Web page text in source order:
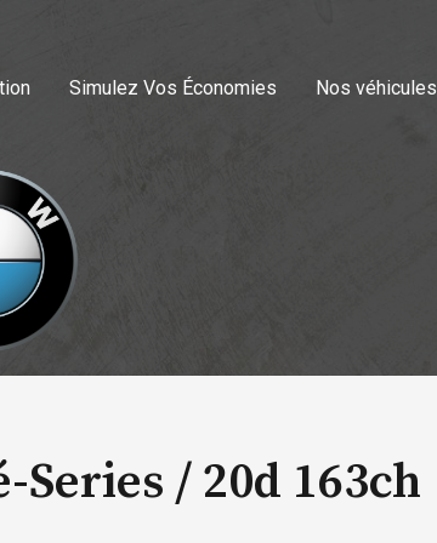
Simulez Vos Économies Nos véhicules
Series / 20d 163ch